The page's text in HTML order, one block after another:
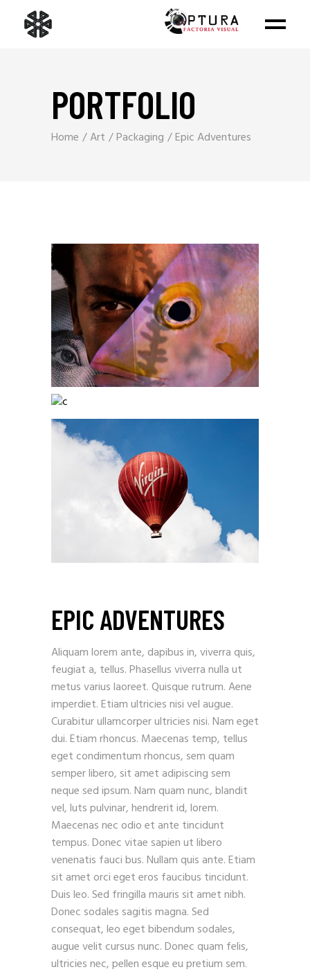
PORTFOLIO
Home Art Packaging Epic Adventures
EPIC ADVENTURES
Aliquam lorem ante, dapibus in, viverra quis,
feugiat a, tellus. Phasellus viverra nulla ut
metus varius laoreet. Quisque rutrum. Aene
imperdiet. Etiam ultricies nisi vel augue.
Curabitur ullamcorper ultricies nisi. Nam eget
dui. Etiam rhoncus. Maecenas temp, tellus
eget condimentum rhoncus, sem quam
semper libero, sit amet adipiscing sem
neque sed ipsum. Nam quam nunc, blandit
vel, luts pulvinar, hendrerit id, lorem.
Maecenas nec odio et ante tincidunt
tempus. Donec vitae sapien ut libero
venenatis fauci bus. Nullam quis ante. Etiam
sit amet orci eget eros faucibus tincidunt.
Duis leo. Sed fringilla mauris sit amet nibh.
Donec sodales sagitis magna. Sed
consequat, leo eget bibendum sodales,
augue velit cursus nunc. Donec quam felis,
ultricies nec, pellen esque eu pretium sem.